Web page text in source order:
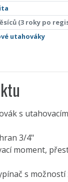
(3 roky po
utahováky
s
3/4"
moment,
s